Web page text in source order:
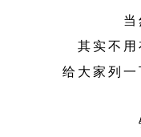
其实不
给大家列